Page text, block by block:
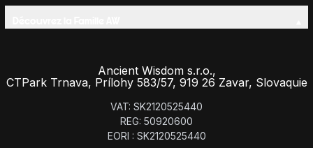
Ancient Wisdom s.r.o.,
CTPark Trnava, Prílohy 583/57, 919 26 Zavar, Slovaquie
VAT: SK2120525440
REG: 50920600
EORI : SK2120525440